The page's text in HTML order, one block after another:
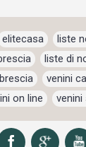
elitecasa liste
liste di
venini
on line
venini